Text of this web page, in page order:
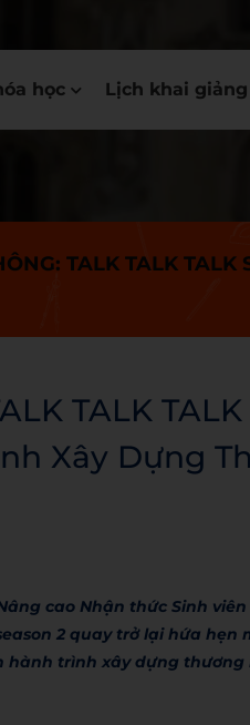
học Lịch khai giảng
TALK TALK
TALK
Xây Dựng
cao Nhận thức Sinh viên
2 quay trở lại hứa
hành trình xây dựng thương